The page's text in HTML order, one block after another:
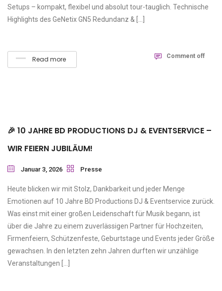
Setups – kompakt, flexibel und absolut tour-tauglich. Technische
Highlights des GeNetix GN5 Redundanz & […]
Read more Comment off
🎉 10 JAHRE BD PRODUCTIONS DJ & EVENTSERVICE –
WIR FEIERN JUBILÄUM!
Januar 3, 2026 Presse
Heute blicken wir mit Stolz, Dankbarkeit und jeder Menge
Emotionen auf 10 Jahre BD Productions DJ & Eventservice zurück.
Was einst mit einer großen Leidenschaft für Musik begann, ist
über die Jahre zu einem zuverlässigen Partner für Hochzeiten,
Firmenfeiern, Schützenfeste, Geburtstage und Events jeder Größe
gewachsen. In den letzten zehn Jahren durften wir unzählige
Veranstaltungen […]